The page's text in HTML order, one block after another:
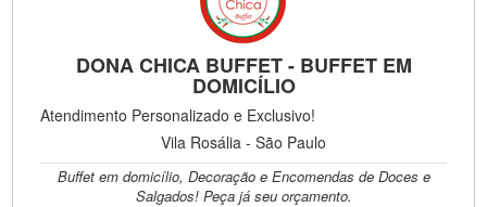
DONA CHICA BUFFET - BUFFET EM
DOMICÍLIO
Atendimento Personalizado e Exclusivo!
Vila Rosália - São Paulo
Buffet em domicílio, Decoração e Encomendas de Doces e
Salgados! Peça já seu orçamento.